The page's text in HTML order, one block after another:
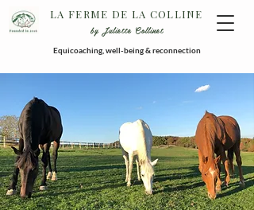
LA FERME DE LA COLLINE
by Juliette Collinet
Equicoaching, well-being & reconnection